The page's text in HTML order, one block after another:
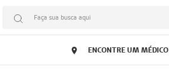
Faça sua busca aqui
ENCONTRE UM MÉDICO